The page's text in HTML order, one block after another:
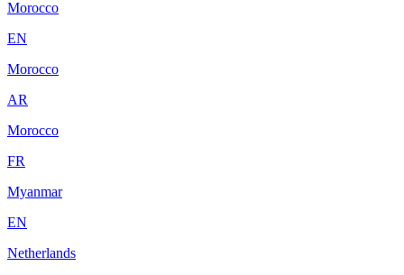
Morocco
EN
Morocco
AR
Morocco
FR
Myanmar
EN
Netherlands